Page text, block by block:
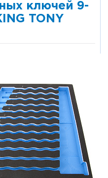
ключей 9-
TONY